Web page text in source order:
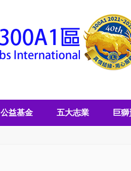
公益基金 五大志業 巨